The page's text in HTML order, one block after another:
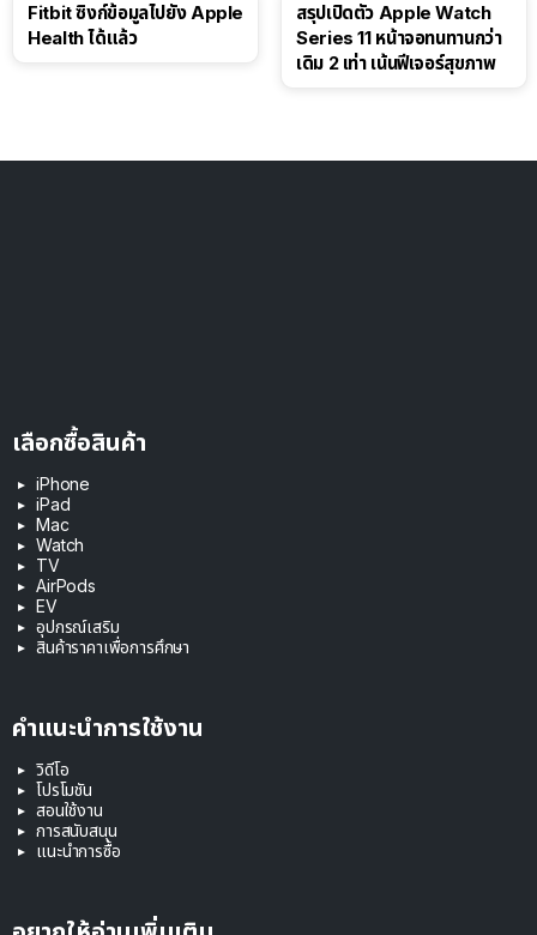
Fitbit ซิงก์ข้อมูลไปยัง Apple
Health ได้แล้ว
สรุปเปิดตัว Apple Watch
Series 11 หน้าจอทนทานกว่า
เดิม 2 เท่า เน้นฟีเจอร์สุขภาพ
เลือกซื้อสินค้า
iPhone
iPad
Mac
Watch
TV
AirPods
EV
อุปกรณ์เสริม
สินค้าราคาเพื่อการศึกษา
คำแนะนำการใช้งาน
วิดีโอ
โปรโมชัน
สอนใช้งาน
การสนับสนุน
แนะนำการซื้อ